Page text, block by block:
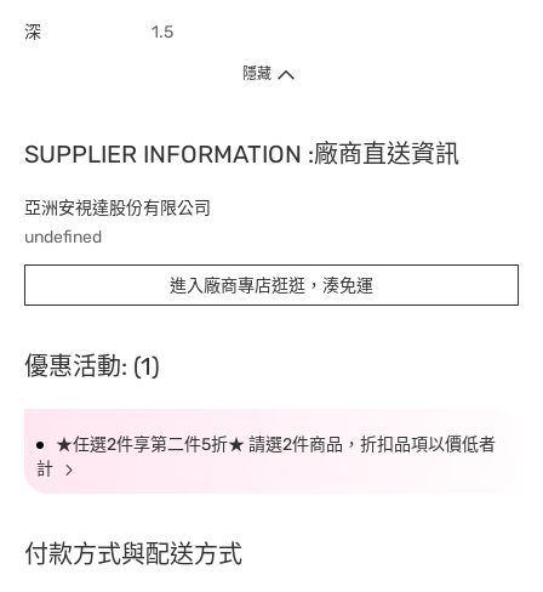
深 1.5
隱藏
SUPPLIER INFORMATION :廠商直送資訊
亞洲安視達股份有限公司
undefined
進入廠商專店逛逛，湊免運
優惠活動: (1)
★任選2件享第二件5折★ 請選2件商品，折扣品項以價低者
計
付款方式與配送方式